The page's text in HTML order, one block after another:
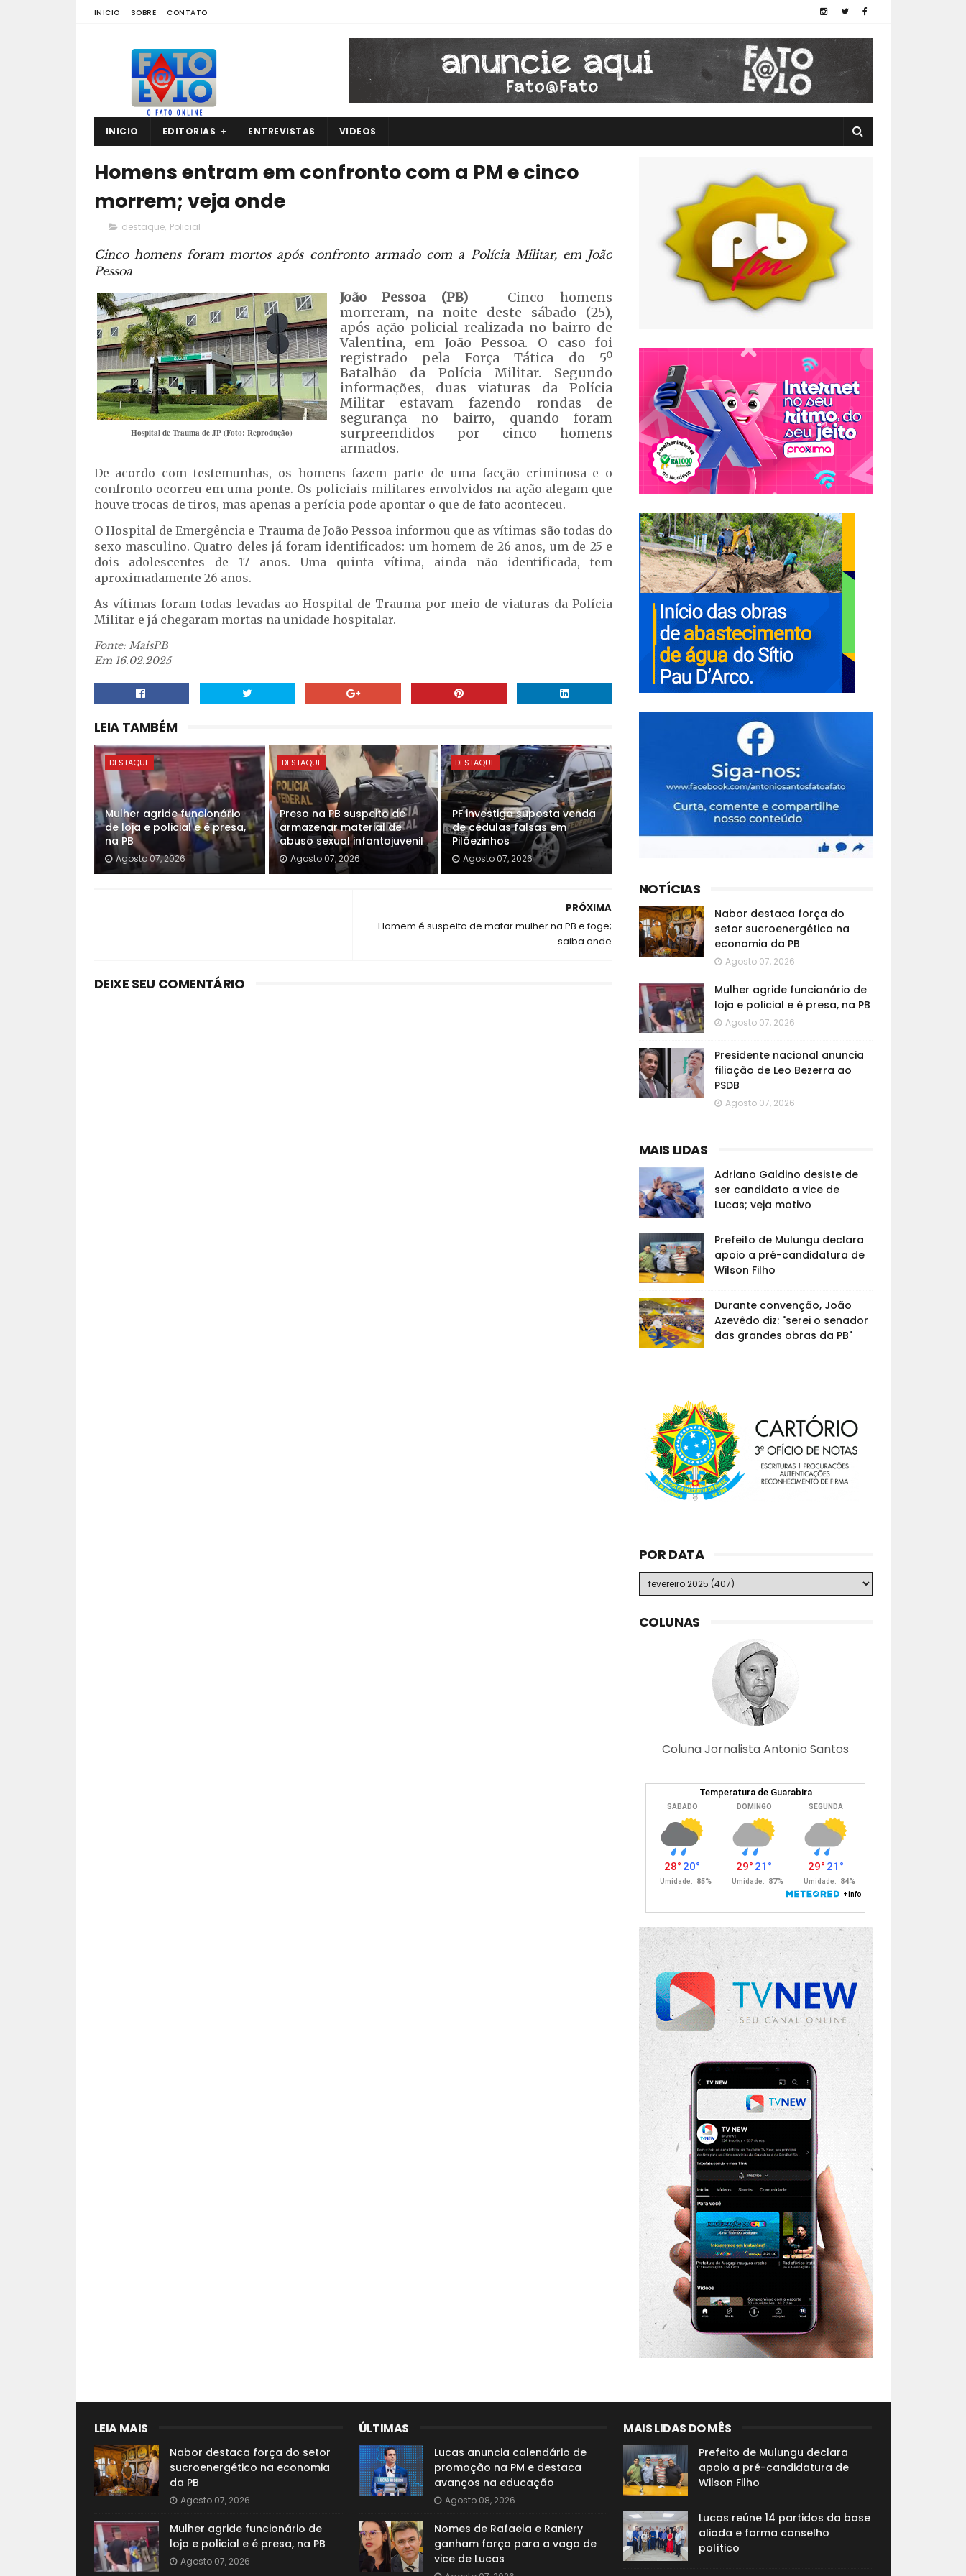
INICIO SOBRE CONTATO
INICIO EDITORIAS ENTREVISTAS VIDEOS
Homens entram em confronto com a PM e cinco
morrem; veja onde
destaque, Policial
Cinco homens foram mortos após confronto armado com a Polícia Militar, em João
Pessoa
Hospital de Trauma de JP (Foto: Reprodução)
João Pessoa (PB) - Cinco homens
morreram, na noite deste sábado (25),
após ação policial realizada no bairro de
Valentina, em João Pessoa. O caso foi
registrado pela Força Tática do 5º
Batalhão da Polícia Militar. Segundo
informações, duas viaturas da Polícia
Militar estavam fazendo rondas de
segurança no bairro, quando foram
surpreendidos por cinco homens
armados.
De acordo com testemunhas, os homens fazem parte de uma facção criminosa e o
confronto ocorreu em uma ponte. Os policiais militares envolvidos na ação alegam que
houve trocas de tiros, mas apenas a perícia pode apontar o que de fato aconteceu.
O Hospital de Emergência e Trauma de João Pessoa informou que as vítimas são todas do
sexo masculino. Quatro deles já foram identificados: um homem de 26 anos, um de 25 e
dois adolescentes de 17 anos. Uma quinta vítima, ainda não identificada, tem
aproximadamente 26 anos.
As vítimas foram todas levadas ao Hospital de Trauma por meio de viaturas da Polícia
Militar e já chegaram mortas na unidade hospitalar.
Fonte: MaisPB
Em 16.02.2025
LEIA TAMBÉM
DESTAQUE
Mulher agride funcionário
de loja e policial e é presa,
na PB
Agosto 07, 2026
DESTAQUE
Preso na PB suspeito de
armazenar material de
abuso sexual infantojuvenil
Agosto 07, 2026
DESTAQUE
PF investiga suposta venda
de cédulas falsas em
Pilõezinhos
Agosto 07, 2026
PRÓXIMA
Homem é suspeito de matar mulher na PB e foge;
saiba onde
DEIXE SEU COMENTÁRIO
NOTÍCIAS
Nabor destaca força do
setor sucroenergético na
economia da PB
Agosto 07, 2026
Mulher agride funcionário de
loja e policial e é presa, na PB
Agosto 07, 2026
Presidente nacional anuncia
filiação de Leo Bezerra ao
PSDB
Agosto 07, 2026
MAIS LIDAS
Adriano Galdino desiste de
ser candidato a vice de
Lucas; veja motivo
Prefeito de Mulungu declara
apoio a pré-candidatura de
Wilson Filho
Durante convenção, João
Azevêdo diz: "serei o senador
das grandes obras da PB"
POR DATA
COLUNAS
Coluna Jornalista Antonio Santos
LEIA MAIS
Nabor destaca força do setor
sucroenergético na economia
da PB
Agosto 07, 2026
Mulher agride funcionário de
loja e policial e é presa, na PB
Agosto 07, 2026
ÚLTIMAS
Lucas anuncia calendário de
promoção na PM e destaca
avanços na educação
Agosto 08, 2026
Nomes de Rafaela e Raniery
ganham força para a vaga de
vice de Lucas
MAIS LIDAS DO MÊS
Prefeito de Mulungu declara
apoio a pré-candidatura de
Wilson Filho
Lucas reúne 14 partidos da base
aliada e forma conselho
político